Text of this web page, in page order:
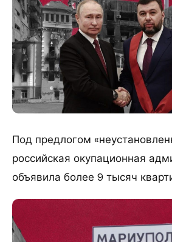
Под предлогом
российская окупационная
объявила более 9 тысяч